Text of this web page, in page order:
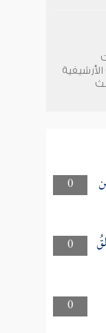
0
0
0